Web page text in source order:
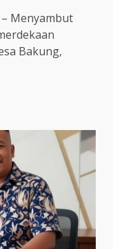
– Menyambut
Bakung,